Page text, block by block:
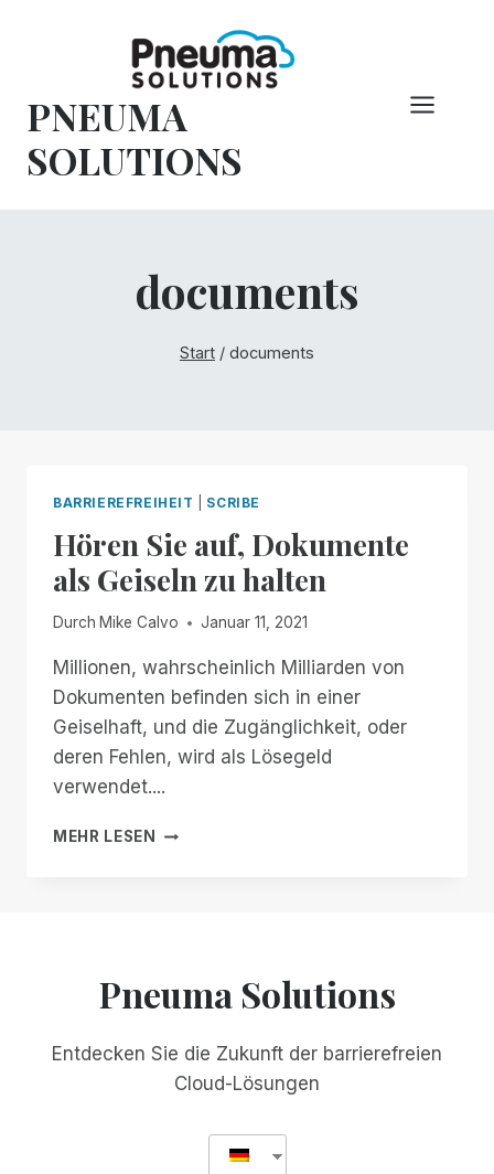
PNEUMA
SOLUTIONS
documents
Start / documents
BARRIEREFREIHEIT SCRIBE
Hören Sie auf, Dokumente
als Geiseln zu halten
Durch Mike Calvo Januar 11, 2021
Millionen, wahrscheinlich Milliarden von
Dokumenten befinden sich in einer
Geiselhaft, und die Zugänglichkeit, oder
deren Fehlen, wird als Lösegeld
verwendet....
MEHR LESEN
HÖREN
HALTEN
Pneuma Solutions
Entdecken Sie die Zukunft der barrierefreien
Cloud-Lösungen